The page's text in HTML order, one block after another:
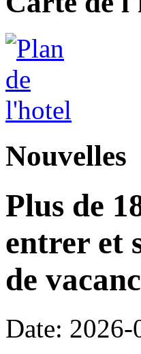
Nouvelles
Plus de
entrer et
de
Date: 2026-